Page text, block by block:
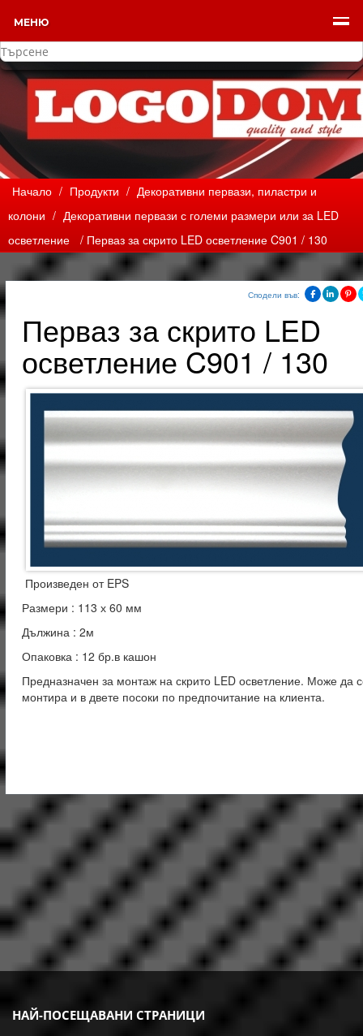
МЕНЮ
Начало / Продукти / Декоративни первази, пиластри и
колони / Декоративни первази с големи размери или за LED
осветление
/ Перваз за скрито LED осветление C901 / 130
Сподели във:
Перваз за скрито LED
осветление C901 / 130
Произведен от EPS
Размери : 113 х 60 мм
Дължина : 2м
Опаковка : 12 бр.в кашон
Предназначен за монтаж на скрито LED осветление. Може да
монтира и в двете посоки по предпочитание на клиента.
НАЙ-ПОСЕЩАВАНИ СТРАНИЦИ